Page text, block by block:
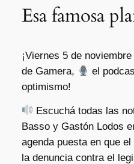
Esa famosa
¡Viernes 5 de noviembre
de Gamera,
el
optimismo!
Escuchá todas las
Basso y Gastón Lodos
agenda puesta en que
la denuncia contra el